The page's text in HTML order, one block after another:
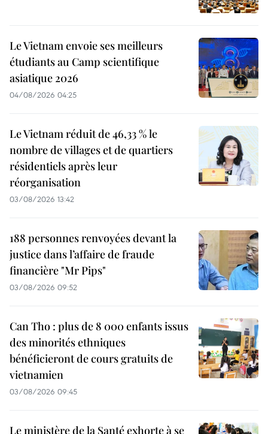
Le Vietnam envoie ses meilleurs
étudiants au Camp scientifique
asiatique 2026
04/08/2026 04:25
Le Vietnam réduit de 46,33 % le
nombre de villages et de quartiers
résidentiels après leur
réorganisation
03/08/2026 13:42
188 personnes renvoyées devant la
justice dans l’affaire de fraude
financière "Mr Pips"
03/08/2026 09:52
Can Tho : plus de 8 000 enfants issus
des minorités ethniques
bénéficieront de cours gratuits de
vietnamien
03/08/2026 09:45
Le ministère de la Santé exhorte à se